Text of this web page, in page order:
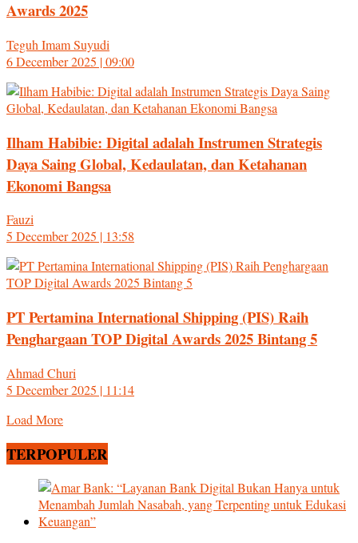
Awards 2025
Teguh Imam Suyudi
6 December 2025 | 09:00
Ilham Habibie: Digital adalah Instrumen Strategis
Daya Saing Global, Kedaulatan, dan Ketahanan
Ekonomi Bangsa
Fauzi
5 December 2025 | 13:58
PT Pertamina International Shipping (PIS) Raih
Penghargaan TOP Digital Awards 2025 Bintang 5
Ahmad Churi
5 December 2025 | 11:14
Load More
TERPOPULER